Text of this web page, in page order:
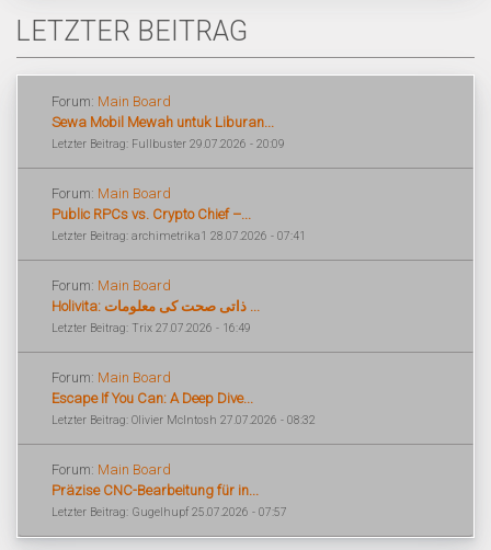
LETZTER BEITRAG
Forum: Main Board
Sewa Mobil Mewah untuk Liburan...
Letzter Beitrag: Fullbuster 29.07.2026 - 20:09
Forum: Main Board
Public RPCs vs. Crypto Chief –...
Letzter Beitrag: archimetrika1 28.07.2026 - 07:41
Forum: Main Board
Holivita: ذاتی صحت کی معلومات ...
Letzter Beitrag: Trix 27.07.2026 - 16:49
Forum: Main Board
Escape If You Can: A Deep Dive...
Letzter Beitrag: Olivier McIntosh 27.07.2026 - 08:32
Forum: Main Board
Präzise CNC-Bearbeitung für in...
Letzter Beitrag: Gugelhupf 25.07.2026 - 07:57